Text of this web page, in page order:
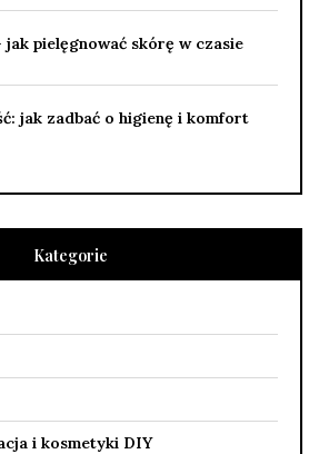
jak pielęgnować skórę w czasie
jak zadbać o higienę i komfort
Kategorie
i kosmetyki DIY